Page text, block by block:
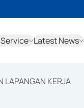
Latest News
LAPANGAN KERJA